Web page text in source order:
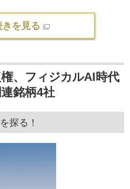
きを見る
、フィジカルAI時代
銘柄4社
探る！